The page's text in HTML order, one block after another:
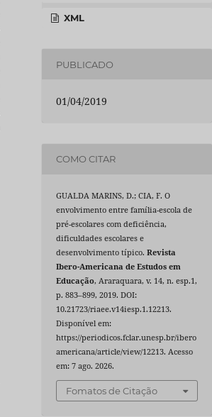
XML
PUBLICADO
01/04/2019
COMO CITAR
GUALDA MARINS, D.; CIA, F. O
envolvimento entre família-escola de
pré-escolares com deficiência,
dificuldades escolares e
desenvolvimento típico.Revista
Ibero-Americana de Estudos em
Educação, Araraquara, v. 14, n. esp.1,
p. 883–899, 2019. DOI:
10.21723/riaee.v14iesp.1.12213.
Disponível em:
https://periodicos.fclar.unesp.br/ibero
americana/article/view/12213. Acesso
em: 7 ago. 2026.
Fomatos de Citação